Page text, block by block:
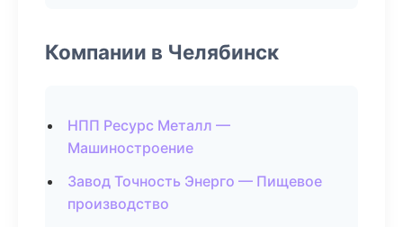
Компании в Челябинск
НПП Ресурс Металл —
Машиностроение
Завод Точность Энерго — Пищевое
производство